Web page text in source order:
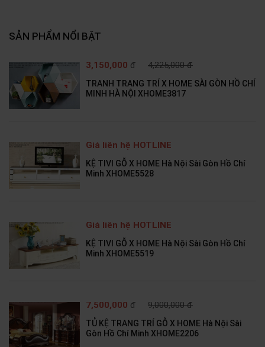
SẢN PHẨM NỔI BẬT
3,150,000 đ 4,225,000 đ
TRANH TRANG TRÍ X HOME SÀI GÒN HỒ CHÍ
MINH HÀ NỘI XHOME3817
Giá liên hệ HOTLINE
KỆ TIVI GỖ X HOME Hà Nội Sài Gòn Hồ Chí
Minh XHOME5528
Giá liên hệ HOTLINE
KỆ TIVI GỖ X HOME Hà Nội Sài Gòn Hồ Chí
Minh XHOME5519
7,500,000 đ 9,000,000 đ
TỦ KỆ TRANG TRÍ GỖ X HOME Hà Nội Sài
Gòn Hồ Chí Minh XHOME2206